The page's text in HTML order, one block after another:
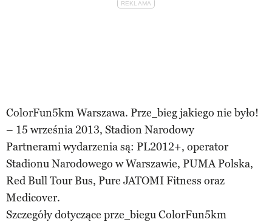
ColorFun5km Warszawa. Prze_bieg jakiego nie było!
– 15 września 2013, Stadion Narodowy
Partnerami wydarzenia są: PL2012+, operator
Stadionu Narodowego w Warszawie, PUMA Polska,
Red Bull Tour Bus, Pure JATOMI Fitness oraz
Medicover.
Szczegóły dotyczące prze_biegu ColorFun5km